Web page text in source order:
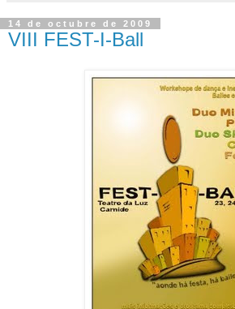
14 de octubre de 2009
VIII FEST-I-Ball